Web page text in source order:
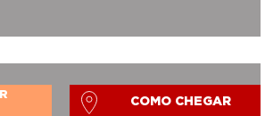
COMO CHEGAR